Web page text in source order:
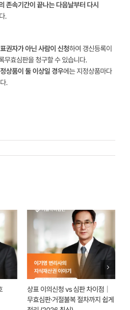
존속기간이 끝나는 다음날부터 다시
.
권자가 아닌 사람이 신청하여 갱신등록이
무효심판을 청구할 수 있습니다.
상품이 둘 이상일 경우에는 지정상품마다
.
상표 이의신청 vs 심판 차이점｜
무효심판·거절불복 절차까지 쉽게